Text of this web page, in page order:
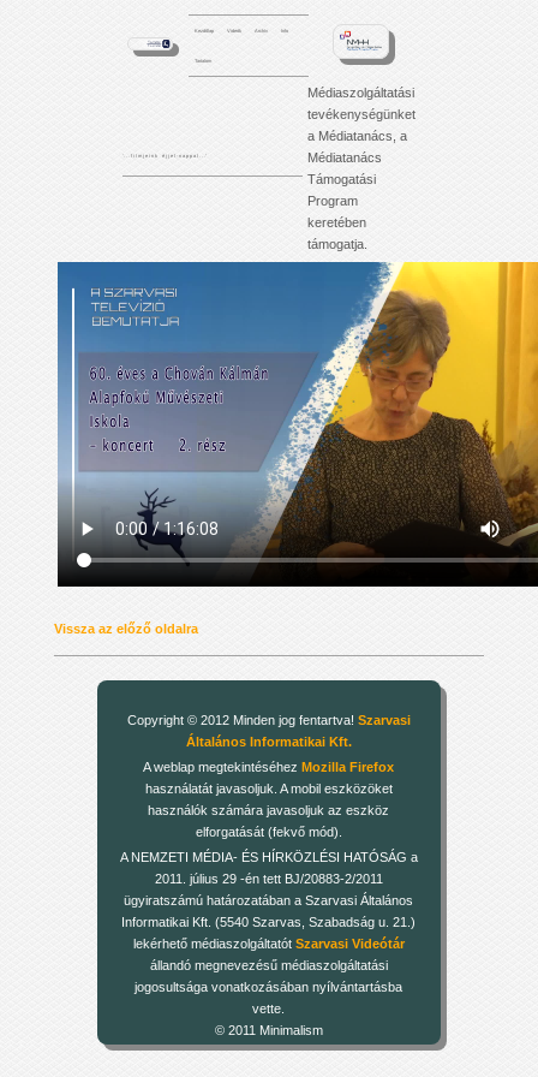
Kezdőlap Videók Archív Info
Tartalom
'. . . f i l m j e i n k é j j e l - n a p p a l . . .'
Médiaszolgáltatási
tevékenységünket
a Médiatanács, a
Médiatanács
Támogatási
Program
keretében
támogatja.
Vissza az előző oldalra
Copyright © 2012 Minden jog fentartva! Szarvasi
Általános Informatikai Kft.
A weblap megtekintéséhezMozilla Firefox
használatát javasoljuk. A mobil eszközöket
használók számára javasoljuk az eszköz
elforgatását (fekvő mód).
A NEMZETI MÉDIA- ÉS HÍRKÖZLÉSI HATÓSÁG a
2011. július 29 -én tett BJ/20883-2/2011
ügyiratszámú határozatában a Szarvasi Általános
Informatikai Kft. (5540 Szarvas, Szabadság u. 21.)
lekérhető médiaszolgáltatót Szarvasi Videótár
állandó megnevezésű médiaszolgáltatási
jogosultsága vonatkozásában nyílvántartásba
vette.
© 2011 Minimalism